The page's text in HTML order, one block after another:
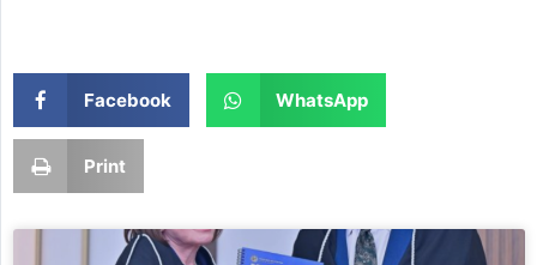
Facebook WhatsApp
Print
PagePagePagePagePage